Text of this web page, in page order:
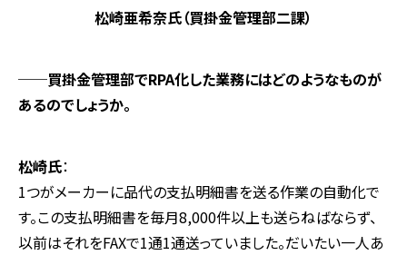
松崎亜希奈氏（買掛金管理部二課）
──買掛金管理部でRPA化した業務にはどのようなものが
あるのでしょうか。
松崎氏：
1つがメーカーに品代の支払明細書を送る作業の自動化で
す。この支払明細書を毎月8,000件以上も送らねばならず、
以前はそれをFAXで1通1通送っていました。だいたい一人あ